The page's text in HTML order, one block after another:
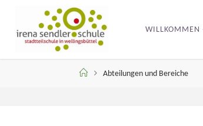
content
WILLKOMMEN
HomeAbteilungen und Bereiche